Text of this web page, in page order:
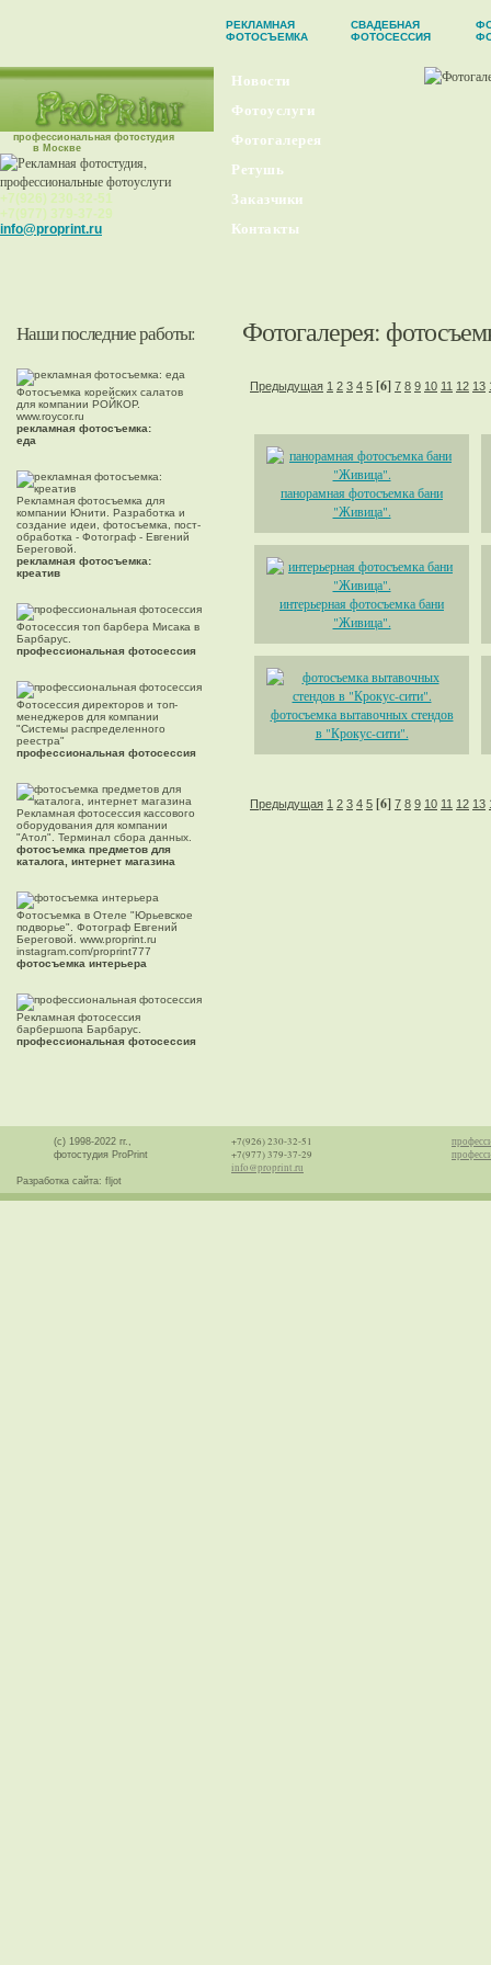
РЕКЛАМНАЯ
ФОТОСЪЕМКА
СВАДЕБНАЯ
ФОТОСЕССИЯ
профессиональная фотостудия
в Москве
+7(926) 230-32-51
+7(977) 379-37-29
info@proprint.ru
Новости
Фотоуслуги
Фотогалерея
Ретушь
Заказчики
Контакты
Наши последние работы:
Фотосъемка корейских салатов
для компании РОЙКОР.
www.roycor.ru
рекламная фотосъемка:
еда
Рекламная фотосъемка для
компании Юнити. Разработка и
создание идеи, фотосъемка, пост-
обработка - Фотограф - Евгений
Береговой.
рекламная фотосъемка:
креатив
Фотосессия топ барбера Мисака в
Барбарус.
профессиональная фотосессия
Фотосессия директоров и топ-
менеджеров для компании
"Системы распределенного
реестра"
профессиональная фотосессия
Рекламная фотосессия кассового
оборудования для компании
"Атол". Терминал сбора данных.
фотосъемка предметов для
каталога, интернет магазина
Фотосъемка в Отеле "Юрьевское
подворье". Фотограф Евгений
Береговой. www.proprint.ru
instagram.com/proprint777
фотосъемка интерьера
Рекламная фотосессия
барбершопа Барбарус.
профессиональная фотосессия
Фотогалерея:
Предыдущая 1 2 3 4 5 [6] 7 8 9 10 11 12 13
панорамная фотосъемка бани
"Живица".
интерьерная фотосъемка бани
"Живица".
фотосъемка вытавочных стендов
в "Крокус-сити".
Предыдущая 1 2 3 4 5 [6] 7 8 9 10 11 12 13
(с) 1998-2022 гг.,
фотостудия ProPrint
Разработка сайта: fljot
+7(926) 230-32-51
+7(977) 379-37-29
info@proprint.ru